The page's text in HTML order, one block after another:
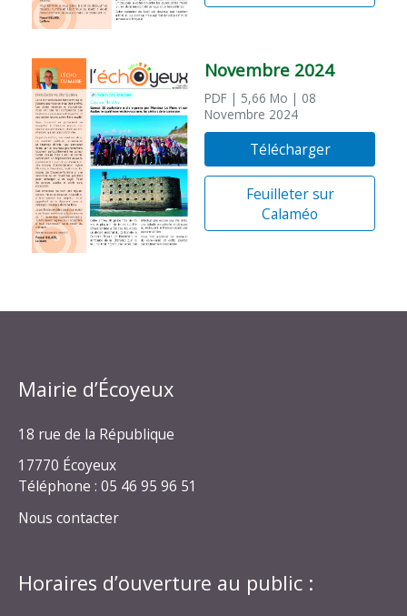
Novembre 2024
PDF | 5,66 Mo | 08
Novembre 2024
Télécharger
Feuilleter sur
Calaméo
Mairie d’Écoyeux
18 rue de la République
17770 Écoyeux
Téléphone : 05 46 95 96 51
Nous contacter
Horaires d’ouverture au public :